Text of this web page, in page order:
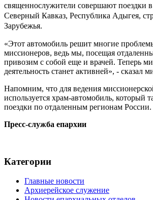
священнослужители совершают поездки
Северный Кавказ, Республика Адыгея,
Зарубежья.
«Этот автомобиль решит многие
миссионеров, ведь мы, посещая
привозим с собой еще и врачей. Теперь
деятельность станет активней», - сказал
Напомним, что для ведения
используется храм-автомобиль, который
поездки по отдаленным регионам России.
Пресс-служба епархии
Категории
Главные новости
Архиерейское служение